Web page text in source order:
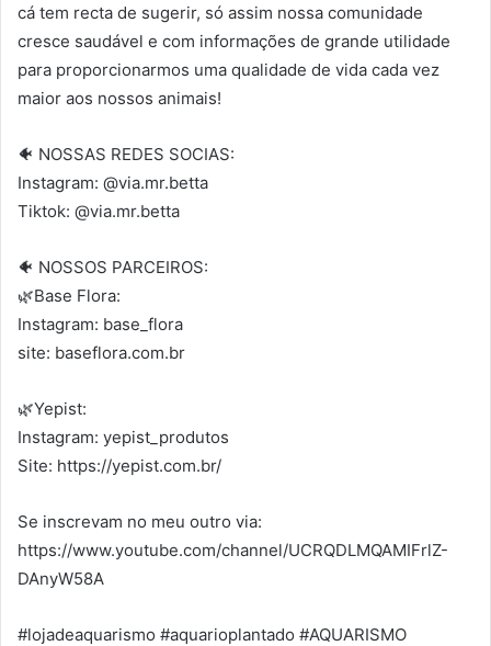
cá tem recta de sugerir, só assim nossa comunidade
cresce saudável e com informações de grande utilidade
para proporcionarmos uma qualidade de vida cada vez
maior aos nossos animais!
🐠 NOSSAS REDES SOCIAS:
Instagram: @via.mr.betta
Tiktok: @via.mr.betta
🐠 NOSSOS PARCEIROS:
🌿Base Flora:
Instagram: base_flora
site: baseflora.com.br
🌿Yepist:
Instagram: yepist_produtos
Site: https://yepist.com.br/
Se inscrevam no meu outro via:
https://www.youtube.com/channel/UCRQDLMQAMIFrlZ-
DAnyW58A
#lojadeaquarismo #aquarioplantado #AQUARISMO